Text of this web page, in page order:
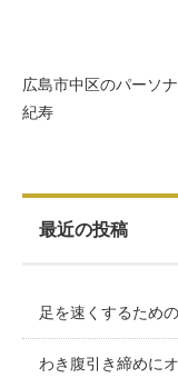
広島市中区のパーソ
紀寿
最近の投稿
足を速くするため
わき腹引き締めに